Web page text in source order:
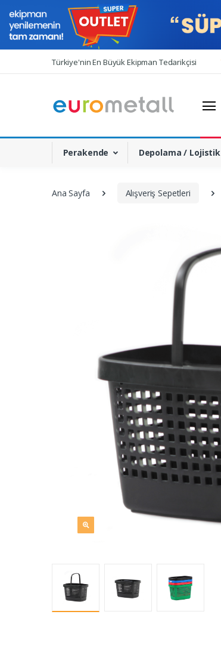
Türkiye'nin En Büyük Ekipman Tedarikçisi
Perakende Depolama / Lojistik
Ana Sayfa Alışveriş Sepetleri